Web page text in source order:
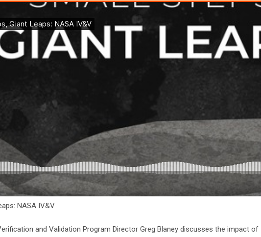
NASA IV&V
and Validation Program Director Greg Blaney discusses the impact